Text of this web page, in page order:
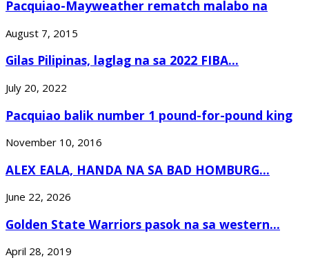
Pacquiao-Mayweather rematch malabo na
August 7, 2015
Gilas Pilipinas, laglag na sa 2022 FIBA...
July 20, 2022
Pacquiao balik number 1 pound-for-pound king
November 10, 2016
ALEX EALA, HANDA NA SA BAD HOMBURG...
June 22, 2026
Golden State Warriors pasok na sa western...
April 28, 2019